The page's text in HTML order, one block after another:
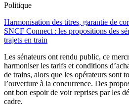
Politique
Harmonisation des titres, garantie de
SNCF Connect : les propositions des
trajets en train
Les sénateurs ont rendu public, ce
harmoniser les tarifs et conditions
de trains, alors que les opérateurs sont
l’ouverture à la concurrence. Des
ont bon espoir de voir reprises par les
cadre.